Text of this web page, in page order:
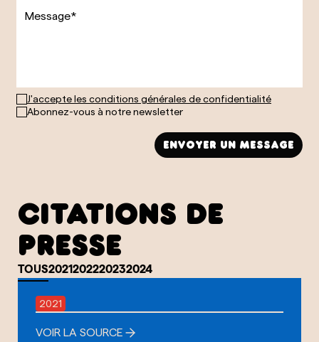
J'accepte les conditions générales de confidentialité
Abonnez-vous à notre newsletter
envoyer un message
CITATIONS DE
PRESSE
TOUS2021202220232024
2021
VOIR LA SOURCE